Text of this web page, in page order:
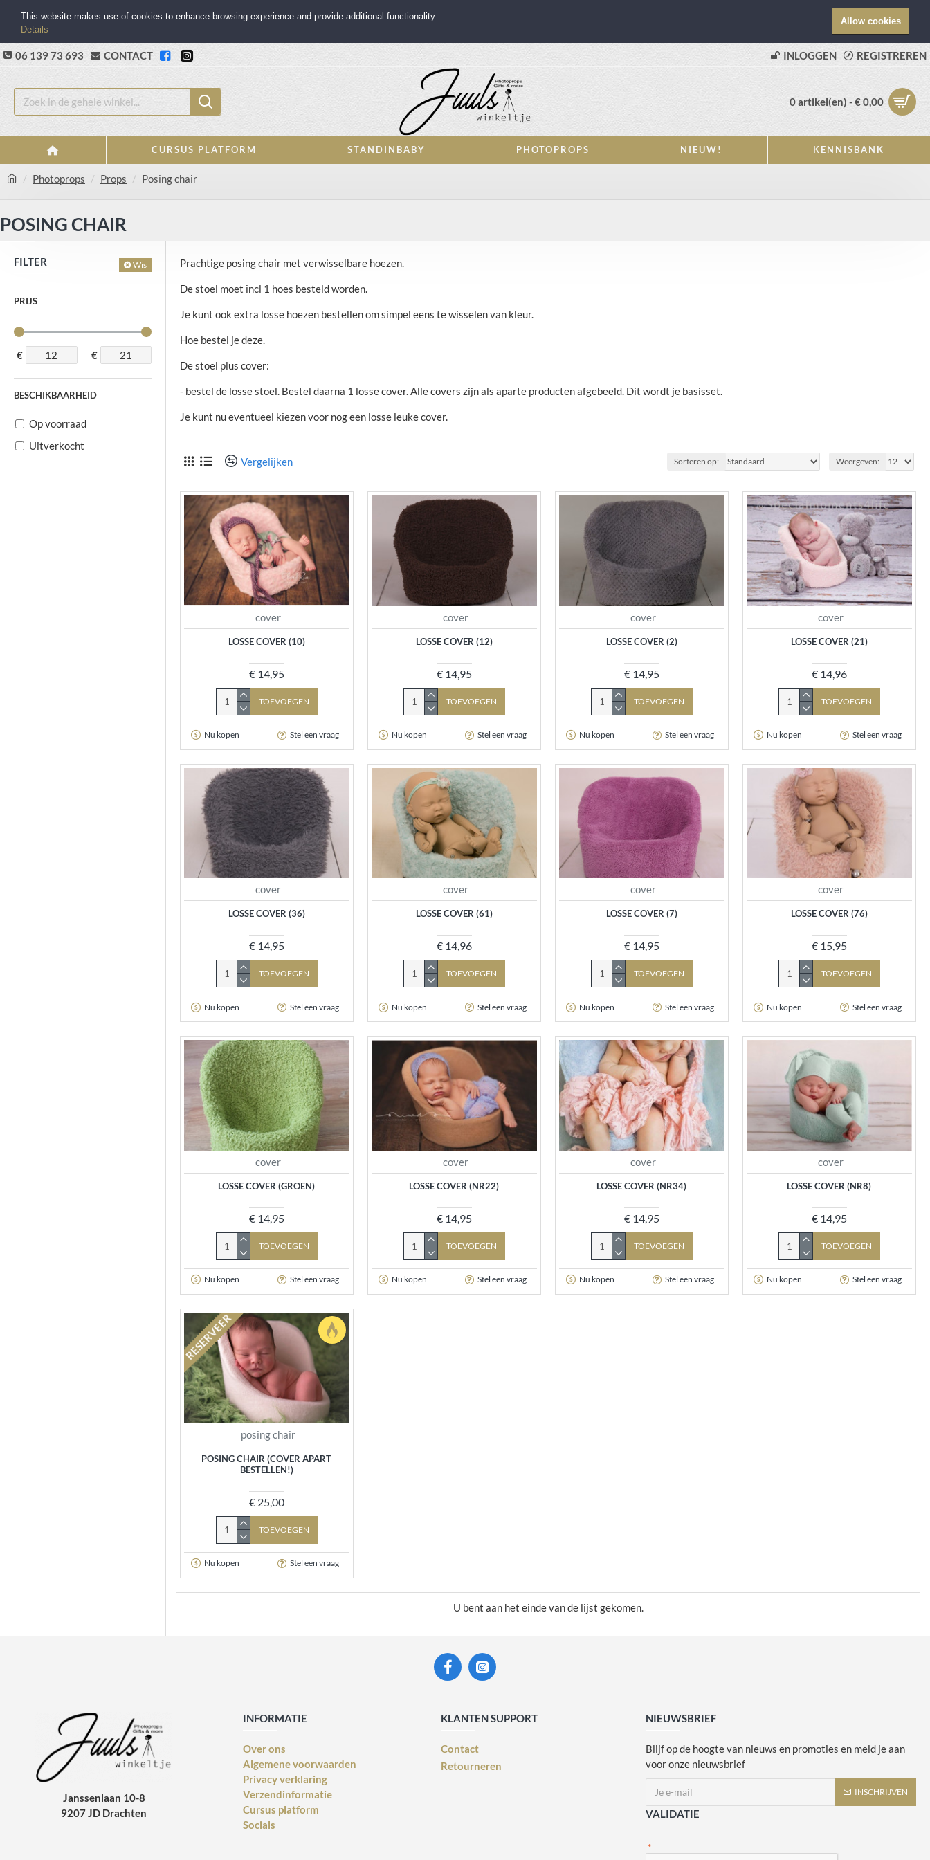
06 139 73 693 CONTACT INLOGGEN REGISTREREN
0 artikel(en) - € 0,00
CURSUS PLATFORM STANDINBABY PHOTOPROPS NIEUW! KENNISBANK
Photoprops Props Posing chair
POSING CHAIR
FILTER Wis
PRIJS
€ €
BESCHIKBAARHEID
Op voorraad
Uitverkocht
Prachtige posing chair met verwisselbare hoezen.
De stoel moet incl 1 hoes besteld worden.
Je kunt ook extra losse hoezen bestellen om simpel eens te wisselen van kleur.
Hoe bestel je deze.
De stoel plus cover:
- bestel de losse stoel. Bestel daarna 1 losse cover. Alle covers zijn als aparte producten afgebeeld. Dit wordt je basisset.
Je kunt nu eventueel kiezen voor nog een losse leuke cover.
Vergelijken Sorteren op: Weergeven:
cover
LOSSE COVER (10)
€ 14,95
TOEVOEGEN
Nu kopen Stel een vraag
cover
LOSSE COVER (12)
€ 14,95
TOEVOEGEN
Nu kopen Stel een vraag
cover
LOSSE COVER (2)
€ 14,95
TOEVOEGEN
Nu kopen Stel een vraag
cover
LOSSE COVER (21)
€ 14,96
TOEVOEGEN
Nu kopen Stel een vraag
cover
LOSSE COVER (36)
€ 14,95
TOEVOEGEN
Nu kopen Stel een vraag
cover
LOSSE COVER (61)
€ 14,96
TOEVOEGEN
Nu kopen Stel een vraag
cover
LOSSE COVER (7)
€ 14,95
TOEVOEGEN
Nu kopen Stel een vraag
cover
LOSSE COVER (76)
€ 15,95
TOEVOEGEN
Nu kopen Stel een vraag
cover
LOSSE COVER (GROEN)
€ 14,95
TOEVOEGEN
Nu kopen Stel een vraag
cover
LOSSE COVER (NR22)
€ 14,95
TOEVOEGEN
Nu kopen Stel een vraag
cover
LOSSE COVER (NR34)
€ 14,95
TOEVOEGEN
Nu kopen Stel een vraag
cover
LOSSE COVER (NR8)
€ 14,95
TOEVOEGEN
Nu kopen Stel een vraag
RESERVEER
posing chair
POSING CHAIR (COVER APART
BESTELLEN!)
€ 25,00
TOEVOEGEN
Nu kopen Stel een vraag
U bent aan het einde van de lijst gekomen.
Janssenlaan 10-8
9207 JD Drachten
INFORMATIE
Over ons
Algemene voorwaarden
Privacy verklaring
Verzendinformatie
Cursus platform
Socials
KLANTEN SUPPORT
Contact
Retourneren
NIEUWSBRIEF
Blijf op de hoogte van nieuws en promoties en meld je aan
voor onze nieuwsbrief
INSCHRIJVEN
VALIDATIE
This website makes use of cookies to enhance browsing experience and provide additional functionality.
Details
Allow cookies